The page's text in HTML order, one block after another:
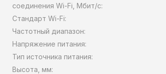
соединения Wi-Fi, Мбит/с:
Стандарт Wi-Fi:
Частотный диапазон:
Напряжение питания:
Тип источника питания:
Высота, мм: